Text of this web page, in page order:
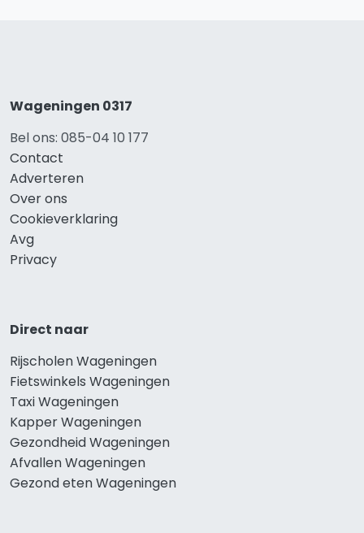
Wageningen 0317
Bel ons: 085-04 10 177
Contact
Adverteren
Over ons
Cookieverklaring
Avg
Privacy
Direct naar
Rijscholen Wageningen
Fietswinkels Wageningen
Taxi Wageningen
Kapper Wageningen
Gezondheid Wageningen
Afvallen Wageningen
Gezond eten Wageningen